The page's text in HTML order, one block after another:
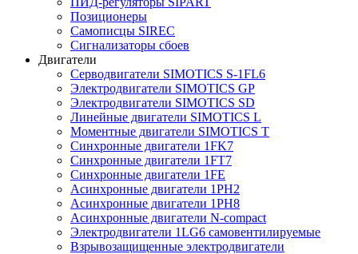
Позиционеры
Самописцы SIREC
Сигнализаторы сбоев
Двигатели
Серводвигатели SIMOTICS S-1FL6
Электродвигатели SIMOTICS GP
Электродвигатели SIMOTICS SD
Линейные двигатели SIMOTICS L
Моментные двигатели SIMOTICS T
Синхронные двигатели 1FK7
Синхронные двигатели 1FT7
Синхронные двигатели 1FE
Асинхронные двигатели 1PH2
Асинхронные двигатели 1PH8
Асинхронные двигатели N-compact
Электродвигатели 1LG6 cамовентилируемые
Взрывозащищенные электродвигатели